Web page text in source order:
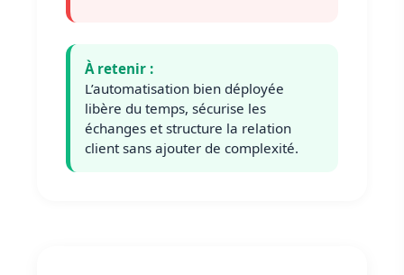
À retenir :
L’automatisation bien déployée
libère du temps, sécurise les
échanges et structure la relation
client sans ajouter de complexité.